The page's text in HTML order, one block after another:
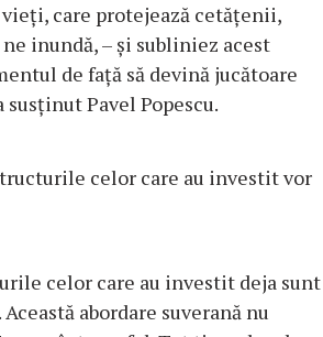
care protejează cetăţenii,
inundă, – şi subliniez acest
de faţă să devină jucătoare
Pavel Popescu.
celor care au investit vor
celor care au investit deja sunt
abordare suverană nu